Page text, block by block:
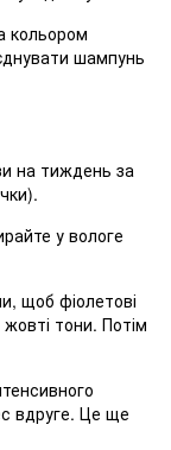
кольором
шампунь
на тиждень за
у вологе
щоб фіолетові
тони. Потім
вдруге. Це ще